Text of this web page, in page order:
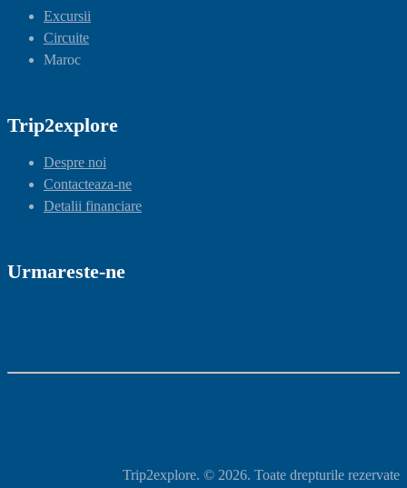
Excursii
Circuite
Maroc
Trip2explore
Despre noi
Contacteaza-ne
Detalii financiare
Urmareste-ne
Trip2explore. © 2026. Toate drepturile rezervate